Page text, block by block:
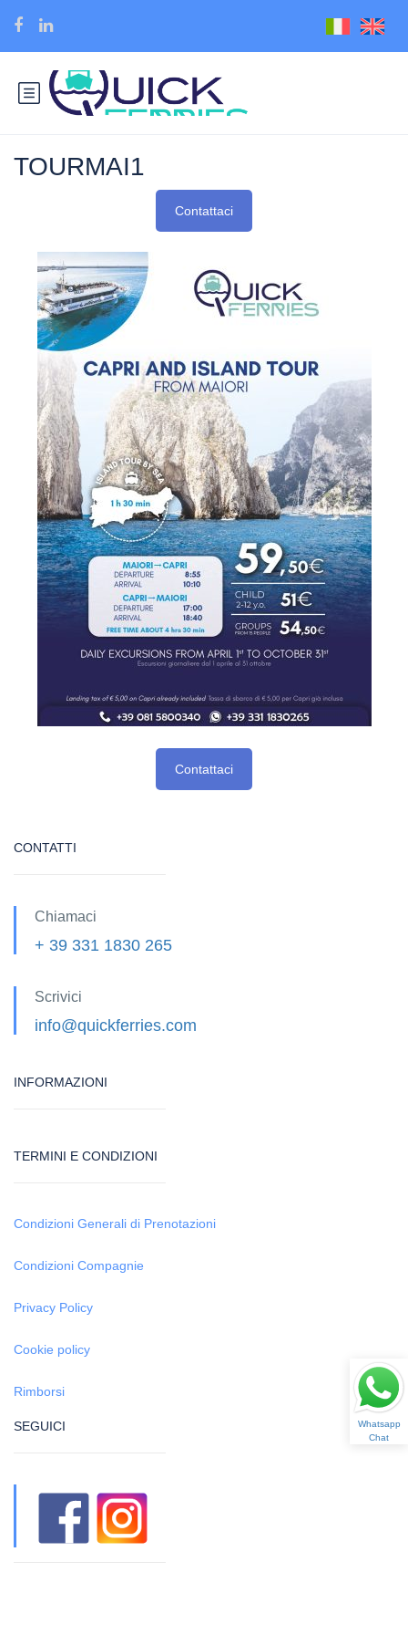
TOURMAI1
Contattaci
Contattaci
CONTATTI
Chiamaci
+ 39 331 1830 265
Scrivici
info@quickferries.com
INFORMAZIONI
TERMINI E CONDIZIONI
Condizioni Generali di Prenotazioni
Condizioni Compagnie
Privacy Policy
Cookie policy
Rimborsi
SEGUICI
Whatsapp
Chat